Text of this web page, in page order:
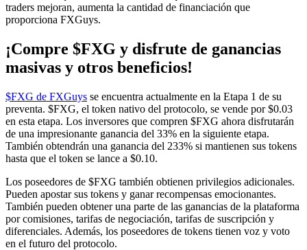
traders mejoran, aumenta la cantidad de financiación que
proporciona FXGuys.
¡Compre $FXG y disfrute de ganancias
masivas y otros beneficios!
$FXG de FXGuys se encuentra actualmente en la Etapa 1 de su
preventa. $FXG, el token nativo del protocolo, se vende por $0.03
en esta etapa. Los inversores que compren $FXG ahora disfrutarán
de una impresionante ganancia del 33% en la siguiente etapa.
También obtendrán una ganancia del 233% si mantienen sus tokens
hasta que el token se lance a $0.10.
Los poseedores de $FXG también obtienen privilegios adicionales.
Pueden apostar sus tokens y ganar recompensas emocionantes.
También pueden obtener una parte de las ganancias de la plataforma
por comisiones, tarifas de negociación, tarifas de suscripción y
diferenciales. Además, los poseedores de tokens tienen voz y voto
en el futuro del protocolo.